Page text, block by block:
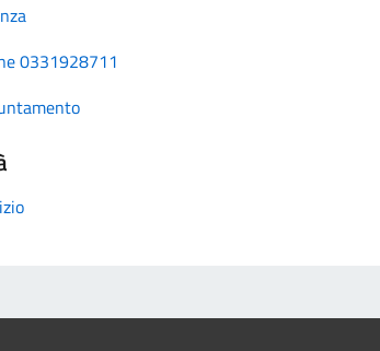
0331928711